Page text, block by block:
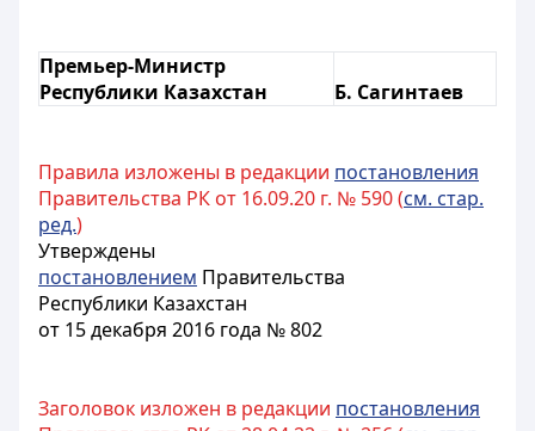
Премьер-Министр
Республики Казахстан
Б. Сагинтаев
Правила изложены в редакции постановления
Правительства РК от 16.09.20 г. № 590 (см. стар.
ред.)
Утверждены
постановлением Правительства
Республики Казахстан
от 15 декабря 2016 года № 802
Заголовок изложен в редакции постановления